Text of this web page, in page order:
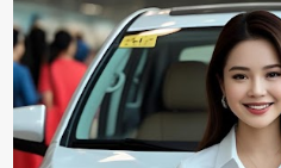
– rồi để lại xe máy trên cầu, ôm
sông. Người thân và hàng xóm
con mất tích trên sông Lam sau vụ
hiện trường, người dân phát hiện
soát Nghệ An cùng hai chiếc cặp
lượng chức năng phối hợp cùng